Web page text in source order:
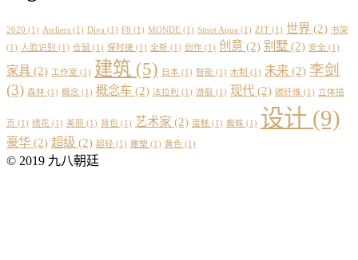
2020 (1) Ateliers (1) Diva (1) F8 (1) MONDE (1) Sinot Aqua (1) ZIT (1) 世界 (2) 书架
(1)
人脸识别 (1) 仓鼠 (1) 保时捷 (1) 全新 (1) 创作 (1) 创意 (2) 别墅 (2) 安全 (1)
家具 (2) 工作室 (1) 建筑 (5) 日本 (1) 智能 (1) 木制 (1) 未来 (2) 李剑
(3) 森林 (1) 概念 (1) 概念车 (2) 法拉利 (1) 游艇 (1) 现代 (2) 碳纤维 (1) 立体插
页 (1) 绣花 (1) 美丽 (1) 背包 (1) 艺术家 (2) 蛋糕 (1) 蜘蛛 (1) 设计 (9)
豪华 (2) 超级 (2) 超轻 (1) 雕塑 (1) 黄色 (1)
© 2019 九八朝廷